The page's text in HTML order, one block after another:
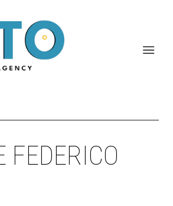
FEDERICO